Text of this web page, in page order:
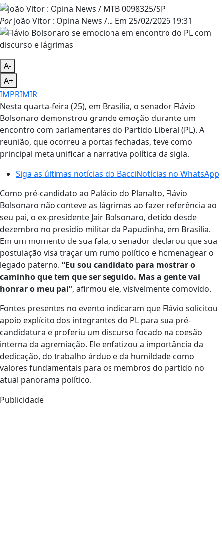
PorJoão Vitor : Opina News /... Em 25/02/2026 19:31
A-
A+
IMPRIMIR
Nesta quarta-feira (25), em Brasília, o senador Flávio
Bolsonaro demonstrou grande emoção durante um
encontro com parlamentares do Partido Liberal (PL). A
reunião, que ocorreu a portas fechadas, teve como
principal meta unificar a narrativa política da sigla.
Siga as últimas notícias do BacciNotícias no WhatsApp
Como pré-candidato ao Palácio do Planalto, Flávio
Bolsonaro não conteve as lágrimas ao fazer referência ao
seu pai, o ex-presidente Jair Bolsonaro, detido desde
dezembro no presídio militar da Papudinha, em Brasília.
Em um momento de sua fala, o senador declarou que sua
postulação visa traçar um rumo político e homenagear o
legado paterno. “Eu sou candidato para mostrar o
caminho que tem que ser seguido. Mas a gente vai
honrar o meu pai”, afirmou ele, visivelmente comovido.
Fontes presentes no evento indicaram que Flávio solicitou
apoio explícito dos integrantes do PL para sua pré-
candidatura e proferiu um discurso focado na coesão
interna da agremiação. Ele enfatizou a importância da
dedicação, do trabalho árduo e da humildade como
valores fundamentais para os membros do partido no
atual panorama político.
Publicidade